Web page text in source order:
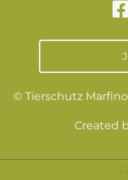
© Tierschutz
Created